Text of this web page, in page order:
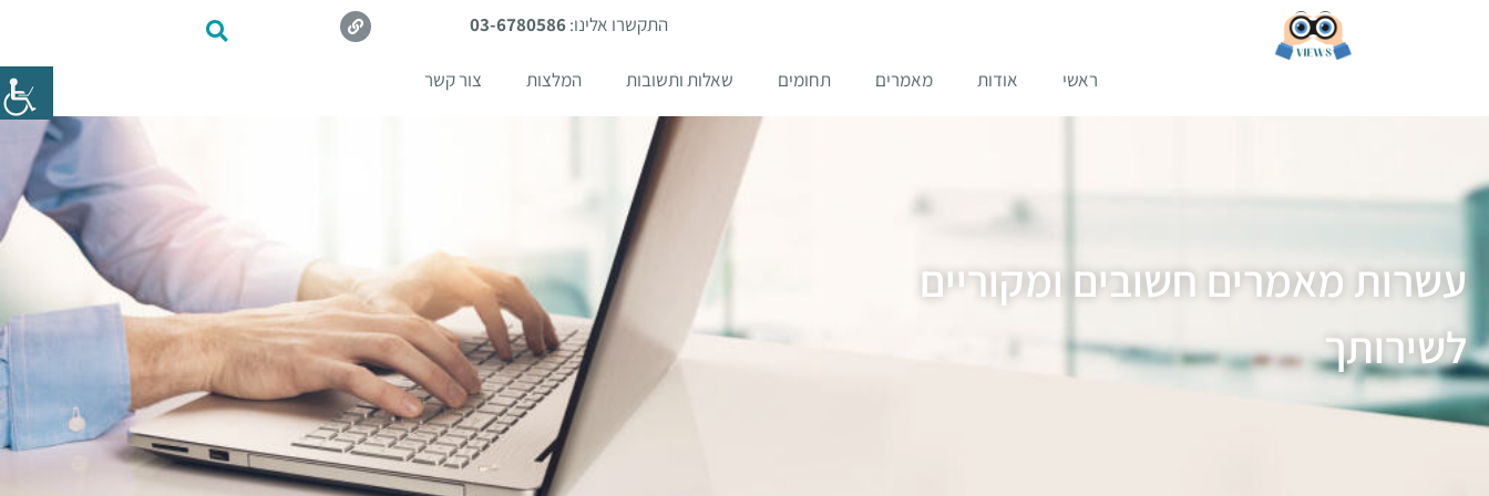
התקשרו אלינו:03-6780586
ראשי אודות מאמרים תחומים שאלות ותשובות המלצות צור קשר
עשרות מאמרים חשובים ומקוריים
לשירותך